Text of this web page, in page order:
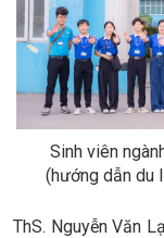
Sinh viên
(hướng dẫn du
ThS. Nguyễn Văn